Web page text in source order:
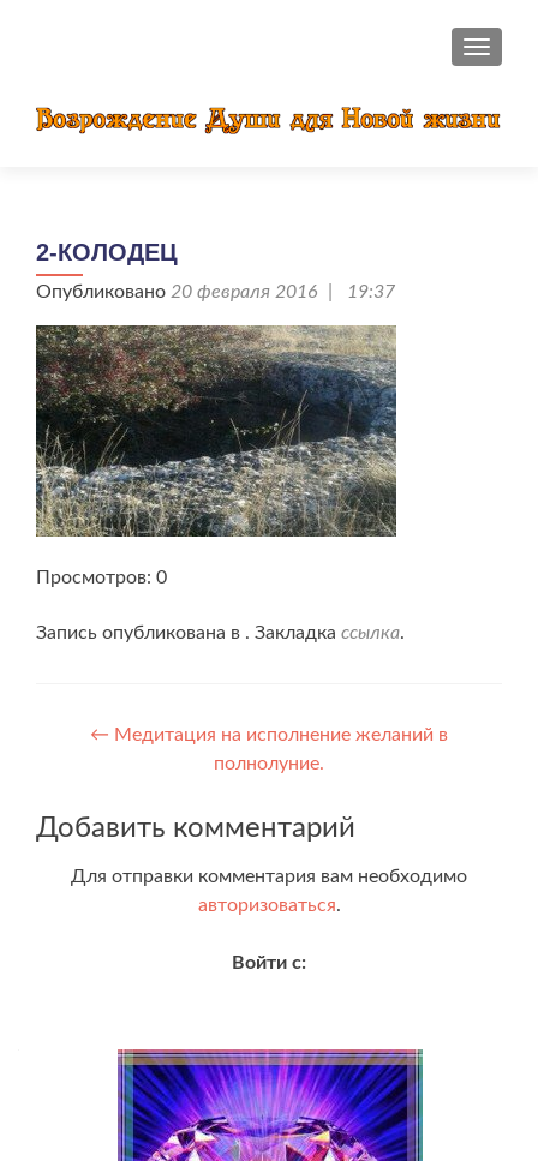
2-КОЛОДЕЦ
Опубликовано 20 февраля 2016 | 19:37
Просмотров: 0
Запись опубликована в . Закладка ссылка.
Навигация
записям
← Медитация на исполнение желаний в
полнолуние.
Добавить комментарий
Для отправки комментария вам необходимо
авторизоваться.
Войти с: